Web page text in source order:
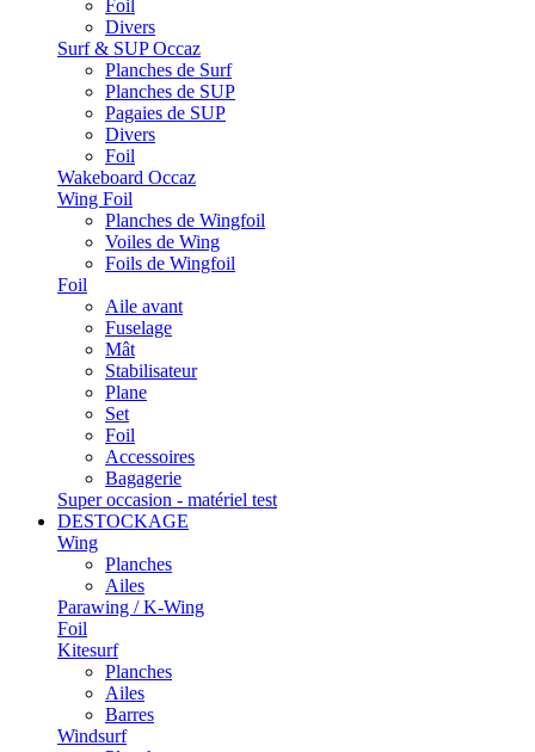
Foil
Divers
Surf & SUP Occaz
Planches de Surf
Planches de SUP
Pagaies de SUP
Divers
Foil
Wakeboard Occaz
Wing Foil
Planches de Wingfoil
Voiles de Wing
Foils de Wingfoil
Foil
Aile avant
Fuselage
Mât
Stabilisateur
Plane
Set
Foil
Accessoires
Bagagerie
Super occasion - matériel test
DESTOCKAGE
Wing
Planches
Ailes
Parawing / K-Wing
Foil
Kitesurf
Planches
Ailes
Barres
Windsurf